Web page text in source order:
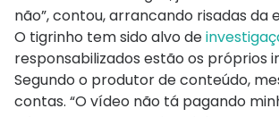
não”, contou, arrancando risadas da
O tigrinho tem sido alvo de
responsabilizados estão os próprios
Segundo o produtor de conteúdo,
contas. “O vídeo não tá pagando